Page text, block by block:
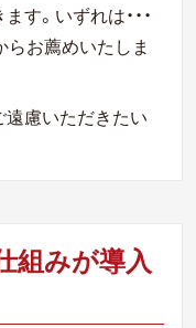
。いずれは・・・
らお薦めいたしま
遠慮いただきたい
組みが導入